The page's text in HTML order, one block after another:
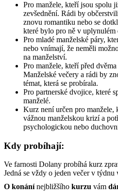
Pro manžele, kteří jsou spolu
zevšednění. Rádi by
znovu romantiku nebo se
které bylo pro ně v uplynulém
Pro mladé manželské páry,
nebo vnímají, že neměli
na manželství.
Pro manžele, kteří před
Manželské večery a rádi by
témat, která se probírala.
Pro partnerské dvojice, které
manželé.
Kurz není určen pro
vážnou manželskou krizí a
psychologickou nebo
Kdy probíhají:
Ve farnosti Dolany probíhá kurz
Jedná se vždy o jeden večer v týdnu
O konánínejbližšího kurzu vám